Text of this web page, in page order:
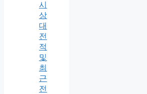
시
상
대
전
적
및
최
근
전